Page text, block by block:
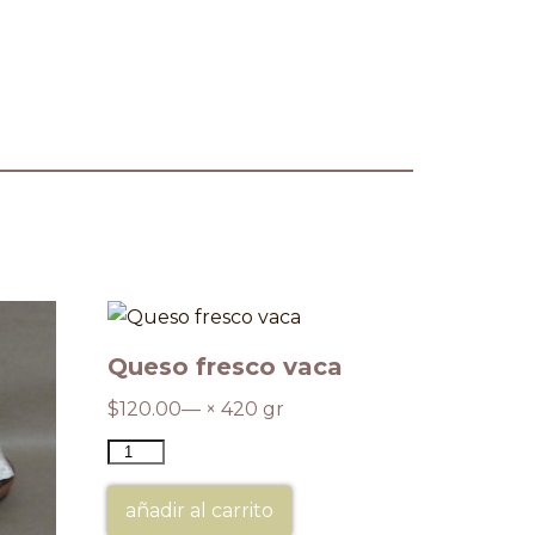
Queso fresco vaca
$120.00— × 420 gr
añadir al carrito